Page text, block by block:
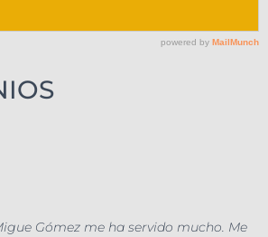
Gómez me ha servido mucho. Me